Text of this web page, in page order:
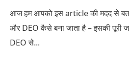
आज हम आपको इस article की मदद से
और DEO कैसे बना जाता है – इसकी पूरी
DEO से...